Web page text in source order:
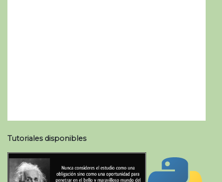
Tutoriales disponibles